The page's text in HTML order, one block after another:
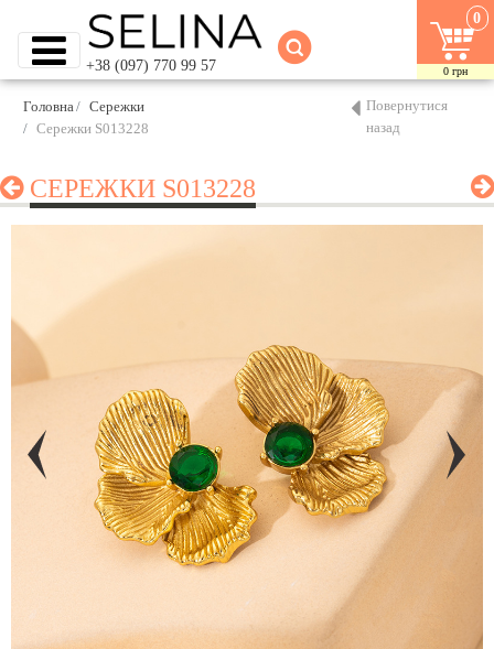
+38 (097) 770 99 57
0
0 грн
Головна
Сережки
Сережки S013228
Повернутися
назад
СЕРЕЖКИ S013228